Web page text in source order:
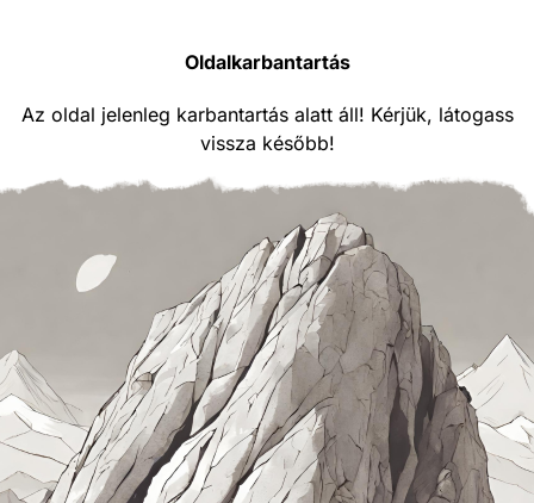
Oldalkarbantartás
Az oldal jelenleg karbantartás alatt áll! Kérjük, látogass
vissza később!